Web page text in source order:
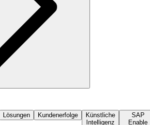
Lösungen Kundenerfolge
Künstliche
Intelligenz
SAP
Enable